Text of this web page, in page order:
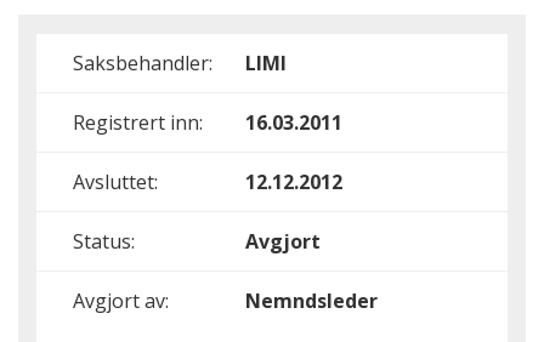
Saksbehandler: LIMI
Registrert inn: 16.03.2011
Avsluttet: 12.12.2012
Status: Avgjort
Avgjort av: Nemndsleder